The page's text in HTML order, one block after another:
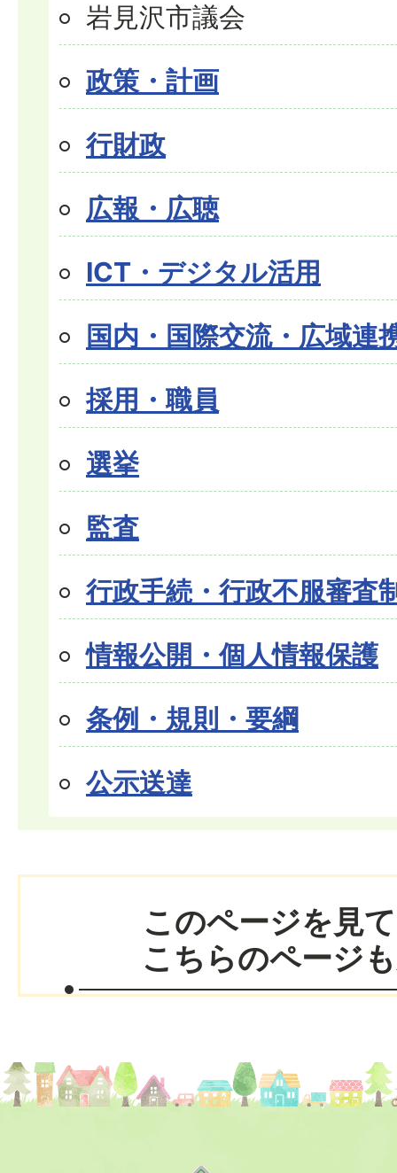
岩見沢市議会
政策・計画
行財政
広報・広聴
ICT・デジタル活用
国内・国際交流・広域連
採用・職員
選挙
監査
行政手続・行政不服審査
情報公開・個人情報保護
条例・規則・要綱
公示送達
このページを見
こちらのページ